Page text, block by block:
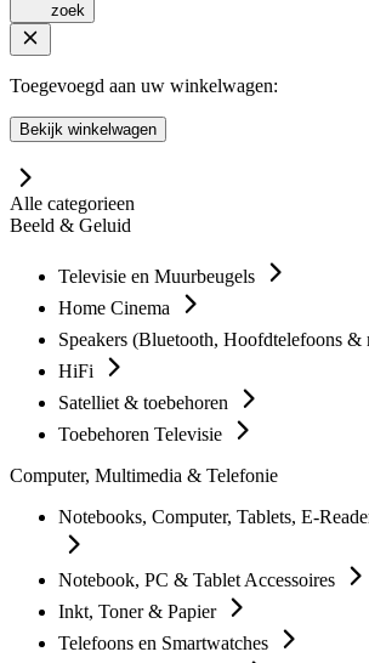
zoek
Toegevoegd aan uw winkelwagen:
Bekijk winkelwagen
Alle categorieen
Beeld & Geluid
Televisie en Muurbeugels
Home Cinema
Speakers (Bluetooth, Hoofdtelefoons &
HiFi
Satelliet & toebehoren
Toebehoren Televisie
Computer, Multimedia & Telefonie
Notebooks, Computer, Tablets, E-
Notebook, PC & Tablet Accessoires
Inkt, Toner & Papier
Telefoons en Smartwatches